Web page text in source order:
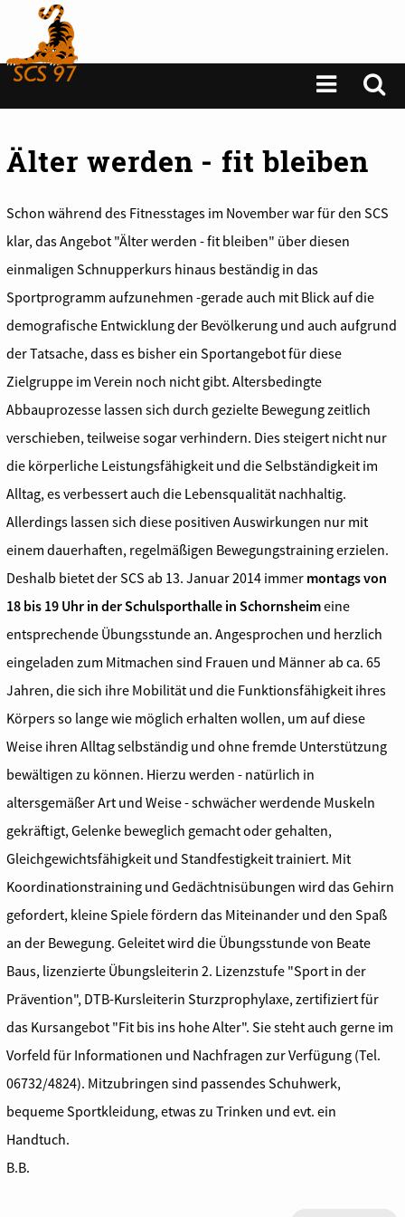
Älter werden - fit bleiben
Schon während des Fitnesstages im November war für den SCS
klar, das Angebot "Älter werden - fit bleiben" über diesen
einmaligen Schnupperkurs hinaus beständig in das
Sportprogramm aufzunehmen -gerade auch mit Blick auf die
demografische Entwicklung der Bevölkerung und auch aufgrund
der Tatsache, dass es bisher ein Sportangebot für diese
Zielgruppe im Verein noch nicht gibt. Altersbedingte
Abbauprozesse lassen sich durch gezielte Bewegung zeitlich
verschieben, teilweise sogar verhindern. Dies steigert nicht nur
die körperliche Leistungsfähigkeit und die Selbständigkeit im
Alltag, es verbessert auch die Lebensqualität nachhaltig.
Allerdings lassen sich diese positiven Auswirkungen nur mit
einem dauerhaften, regelmäßigen Bewegungstraining erzielen.
Deshalb bietet der SCS ab 13. Januar 2014 immer montags von
18 bis 19 Uhr in der Schulsporthalle in Schornsheimeine
entsprechende Übungsstunde an. Angesprochen und herzlich
eingeladen zum Mitmachen sind Frauen und Männer ab ca. 65
Jahren, die sich ihre Mobilität und die Funktionsfähigkeit ihres
Körpers so lange wie möglich erhalten wollen, um auf diese
Weise ihren Alltag selbständig und ohne fremde Unterstützung
bewältigen zu können. Hierzu werden - natürlich in
altersgemäßer Art und Weise - schwächer werdende Muskeln
gekräftigt, Gelenke beweglich gemacht oder gehalten,
Gleichgewichtsfähigkeit und Standfestigkeit trainiert. Mit
Koordinationstraining und Gedächtnisübungen wird das Gehirn
gefordert, kleine Spiele fördern das Miteinander und den Spaß
an der Bewegung. Geleitet wird die Übungsstunde von Beate
Baus, lizenzierte Übungsleiterin 2. Lizenzstufe "Sport in der
Prävention", DTB-Kursleiterin Sturzprophylaxe, zertifiziert für
das Kursangebot "Fit bis ins hohe Alter". Sie steht auch gerne im
Vorfeld für Informationen und Nachfragen zur Verfügung (Tel.
06732/4824). Mitzubringen sind passendes Schuhwerk,
bequeme Sportkleidung, etwas zu Trinken und evt. ein
Handtuch.
B.B.